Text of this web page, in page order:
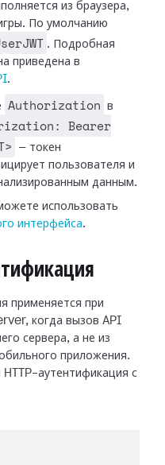
из браузера,
По умолчанию
. Подробная
приведена в
.
Authorization
в
Bearer
— токен
пользователя и
данным.
использовать
интерфейса.
применяется при
когда вызов API
сервера, а не из
приложения.
аутентификация с